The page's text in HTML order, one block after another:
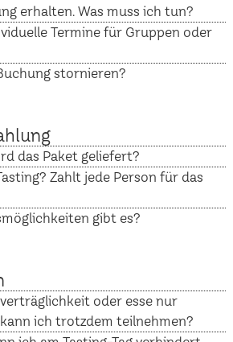
erhalten. Was muss ich tun?
Termine für Gruppen oder
stornieren?
das Paket geliefert?
Zahlt jede Person für das
gibt es?
oder esse nur
ich trotzdem teilnehmen?